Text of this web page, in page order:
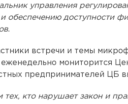
управления
обеспечению доступности
встречи и темы
еженедельно мониторится
предпринимателей ЦБ
тех, кто нарушает закон и